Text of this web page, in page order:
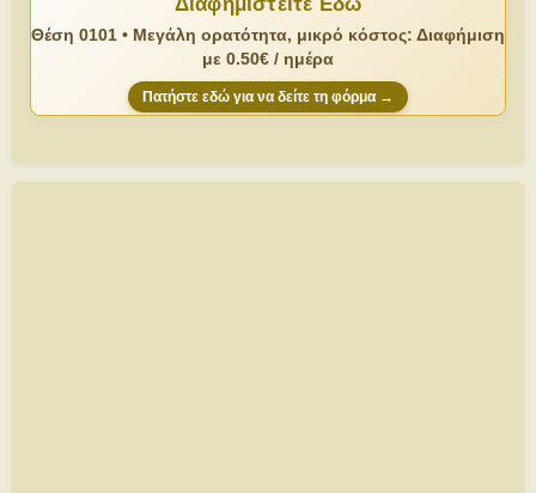
Θέση 0101 • Μεγάλη ορατότητα, μικρό κόστος: Διαφήμιση
με 0.50€ / ημέρα
Πατήστε εδώ για να δείτε τη φόρμα →